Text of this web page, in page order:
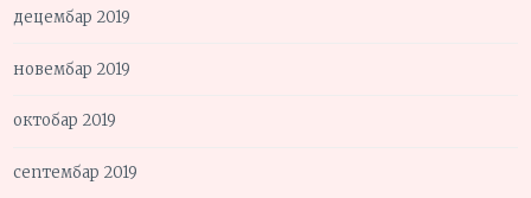
децембар 2019
новембар 2019
октобар 2019
септембар 2019